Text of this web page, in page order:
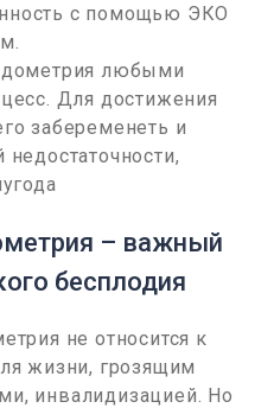
с помощью ЭКО
любыми
Для достижения
забеременеть и
– важный
бесплодия
не относится к
жизни, грозящим
инвалидизацией. Но